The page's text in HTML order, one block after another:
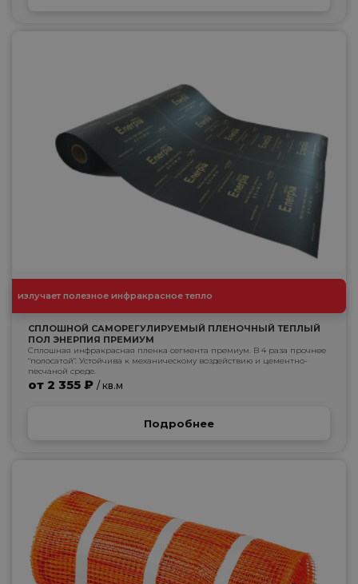
излучает полезное инфракрасное тепло
СПЛОШНОЙ САМОРЕГУЛИРУЕМЫЙ ПЛЕНОЧНЫЙ ТЕПЛЫЙ
ПОЛ ЭНЕРПИЯ ПРЕМИУМ
Сплошная инфракрасная пленка сегмента премиум. В 4 раза прочнее
"полосатой". Устойчива к механическому воздействию и цементно-
песчаной среде.
от 2 355 ₽ / кв.м
Подробнее